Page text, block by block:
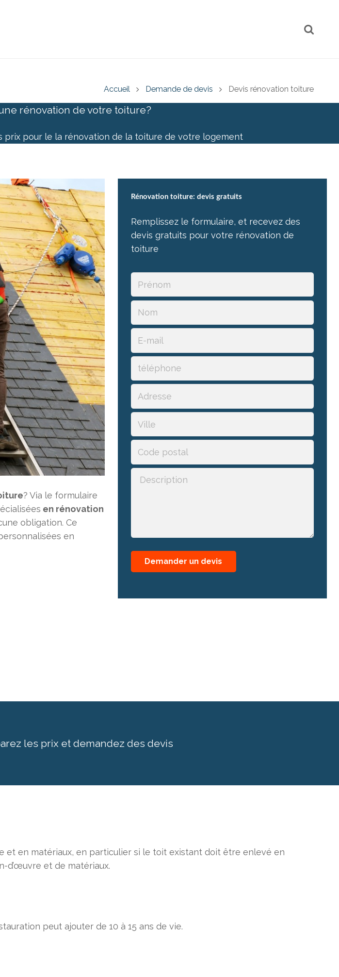
Accueil Demande de devis Devis rénovation toiture
rénovation de votre toiture?
prix pour le la rénovation de la toiture de votre logement
? Via le formulaire
en rénovation
obligation. Ce
en
Rénovation toiture: devis gratuits
Remplissez le formulaire, et recevez des
devis gratuits pour votre rénovation de
toiture
les prix et demandez des devis
en matériaux, en particulier si le toit existant doit être enlevé en
d’œuvre et de matériaux.
peut ajouter de 10 à 15 ans de vie.